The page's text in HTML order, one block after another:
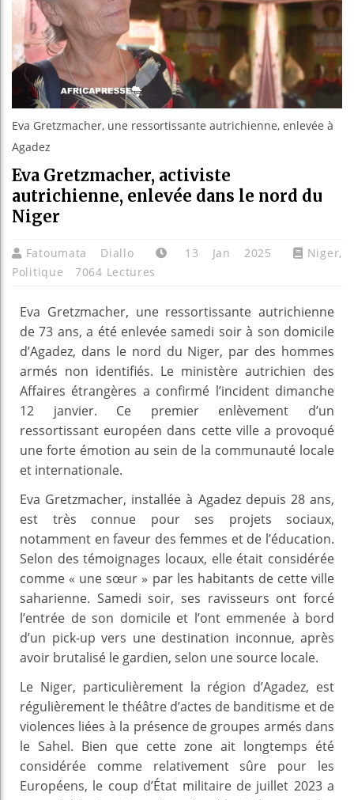
Bénin :
Eva Gretzmacher, une ressortissante autrichienne, enlevée à
Agadez
Eva Gretzmacher, activiste
autrichienne, enlevée dans le nord du
Niger
Fatoumata Diallo 13 Jan 2025 Niger,
Politique
7064 Lectures
Eva Gretzmacher, une ressortissante autrichienne
de 73 ans, a été enlevée samedi soir à son domicile
d’Agadez, dans le nord du Niger, par des hommes
armés non identifiés. Le ministère autrichien des
Affaires étrangères a confirmé l’incident dimanche
12 janvier. Ce premier enlèvement d’un
ressortissant européen dans cette ville a provoqué
une forte émotion au sein de la communauté locale
et internationale.
Eva Gretzmacher, installée à Agadez depuis 28 ans,
est très connue pour ses projets sociaux,
notamment en faveur des femmes et de l’éducation.
Selon des témoignages locaux, elle était considérée
comme « une sœur » par les habitants de cette ville
saharienne. Samedi soir, ses ravisseurs ont forcé
l’entrée de son domicile et l’ont emmenée à bord
d’un pick-up vers une destination inconnue, après
avoir brutalisé le gardien, selon une source locale.
Le Niger, particulièrement la région d’Agadez, est
régulièrement le théâtre d’actes de banditisme et de
violences liées à la présence de groupes armés dans
le Sahel. Bien que cette zone ait longtemps été
considérée comme relativement sûre pour les
Européens, le coup d’État militaire de juillet 2023 a